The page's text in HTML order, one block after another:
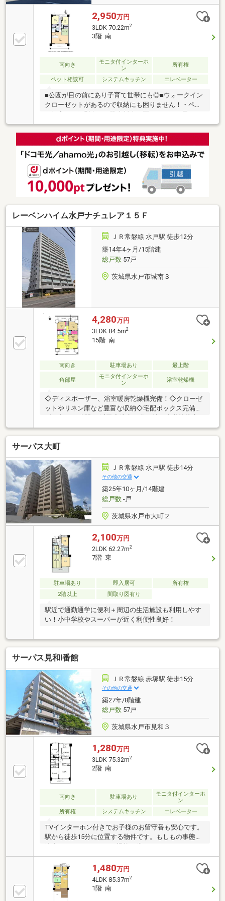
2,950万円
3LDK 70.22m2
3階 南
南向き
モニタ付インターホ
ン
所有権
ペット相談可 システムキッチン エレベーター
■公園が目の前にあり子育て世帯にも◎■ウォークイン
クローゼットがあるので収納にも困りません！・ペッ
ト飼育可（細則有）・駐車料金は区画によって異なる
為都度確認（機械式もある為サイズ要確認）
レーベンハイム水戸ナチュレア１５Ｆ
ＪＲ常磐線 水戸駅 徒歩12分
築14年4ヶ月/15階建
総戸数57戸
茨城県水戸市城南３
4,280万円
3LDK 84.5m2
15階 南
南向き 駐車場あり 最上階
角部屋
モニタ付インターホ
ン
浴室乾燥機
◇ディスポーザー、浴室暖房乾燥機完備！◇クローゼ
ットやリネン庫など豊富な収納◇宅配ボックス完備、
13分。お子様の通学や毎日のお買い物にも大変便利な
立地です♪内覧はお気軽にお問い合わせください♪
サーパス大町
ＪＲ常磐線 水戸駅 徒歩14分
その他の交通
築25年10ヶ月/14階建
総戸数-戸
茨城県水戸市大町２
2,100万円
2LDK 62.27m2
7階 東
駐車場あり 即入居可
所有権
2階以上
間取り図有り
駅近で通勤通学に便利＋周辺の生活施設も利用しやす
い！小中学校やスーパーが近く利便性良好！
サーパス見和Ⅰ番館
ＪＲ常磐線 赤塚駅 徒歩15分
その他の交通
築27年/8階建
総戸数57戸
茨城県水戸市見和３
1,280万円
3LDK 75.32m2
2階 南
南向き 駐車場あり
モニタ付インターホ
ン
所有権
システムキッチン エレベーター
TVインターホン付きでお子様のお留守番も安心です。
駅から徒歩15分に位置する物件です。もしもの事態を
抑止する、オートロック機能が備わっています。ゆっ
たりとしたくつろぎの空間のある、3LDKの物件です。
よく家で料理をするという方に嬉しいシステムキッチ
ン付きの物件。共有部分も清潔感があり、綺麗な中古
マンションです。バルコニーが付いています。
1,480万円
4LDK 85.37m2
1階 南